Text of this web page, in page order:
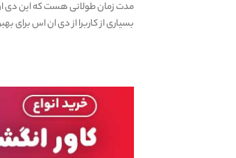
مدت زمان طولانی هست که این دی
بسیاری از کاربرا از دی ان اس برای